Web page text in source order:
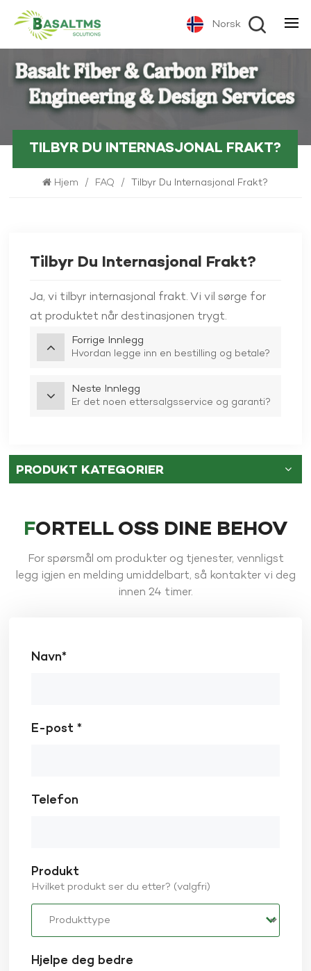
Norsk
TILBYR DU INTERNASJONAL FRAKT?
Hjem / FAQ / Tilbyr Du Internasjonal Frakt?
Tilbyr Du Internasjonal Frakt?
Ja, vi tilbyr internasjonal frakt. Vi vil sørge for
at produktet når destinasjonen trygt.
Forrige Innlegg
Hvordan legge inn en bestilling og betale?
Neste Innlegg
Er det noen ettersalgsservice og garanti?
PRODUKT KATEGORIER
FORTELL OSS DINE BEHOV
For spørsmål om produkter og tjenester, vennligst
legg igjen en melding umiddelbart, så kontakter vi deg
innen 24 timer.
Navn*
E-post *
Telefon
Produkt
Hvilket produkt ser du etter? (valgfri)
Hjelpe deg bedre